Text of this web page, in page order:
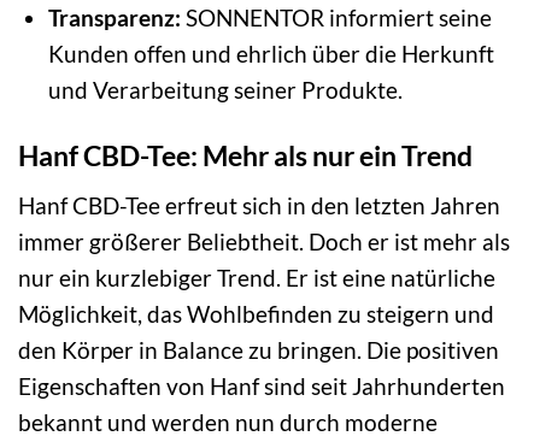
Transparenz: SONNENTOR informiert seine
Kunden offen und ehrlich über die Herkunft
und Verarbeitung seiner Produkte.
Hanf CBD-Tee: Mehr als nur ein Trend
Hanf CBD-Tee erfreut sich in den letzten Jahren
immer größerer Beliebtheit. Doch er ist mehr als
nur ein kurzlebiger Trend. Er ist eine natürliche
Möglichkeit, das Wohlbefinden zu steigern und
den Körper in Balance zu bringen. Die positiven
Eigenschaften von Hanf sind seit Jahrhunderten
bekannt und werden nun durch moderne